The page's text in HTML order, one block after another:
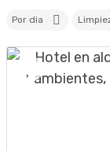
Por dia